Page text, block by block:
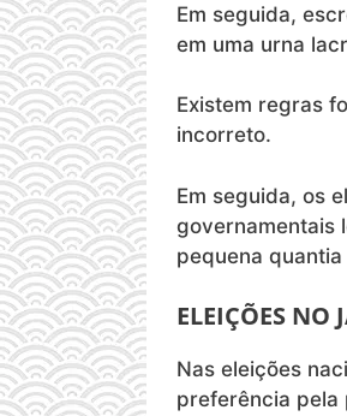
Em seguida,
em uma urna
Existem regras
incorreto.
Em seguida, os
governamentais
pequena
ELEIÇÕES NO
Nas eleições
preferência pela